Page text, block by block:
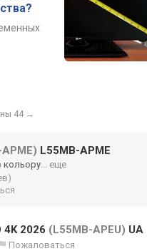
44 →
L55MB-APME
кольору... еще
4K 2026 (L55MB-APEU) UA
Пожаловаться